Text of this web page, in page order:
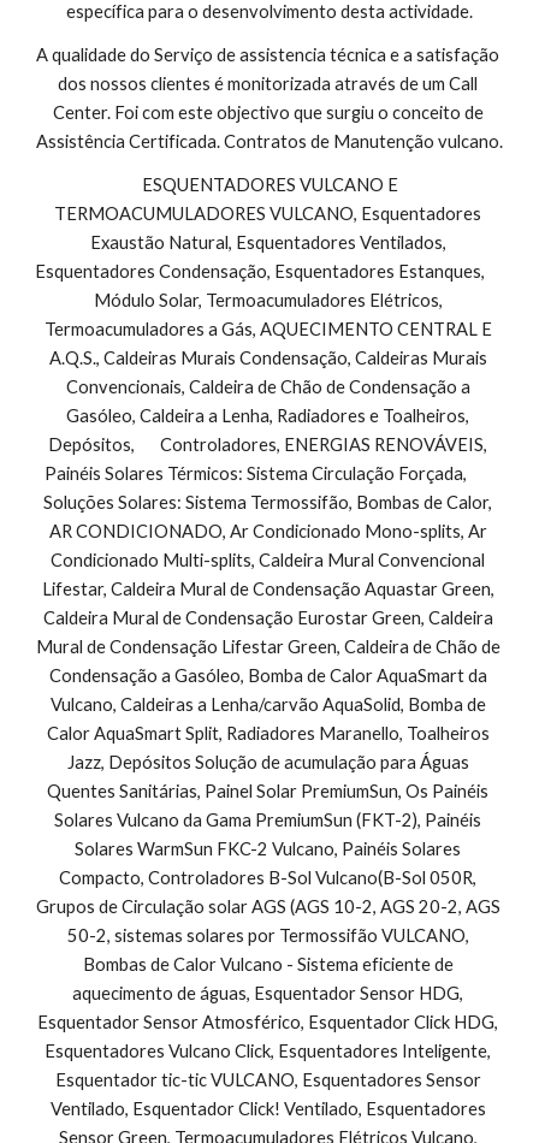
específica para o desenvolvimento desta actividade.
A qualidade do Serviço de assistencia técnica e a satisfação
dos nossos clientes é monitorizada através de um Call
Center. Foi com este objectivo que surgiu o conceito de
Assistência Certificada. Contratos de Manutenção vulcano.
TERMOACUMULADORES VULCANO, Esquentadores
Exaustão Natural, Esquentadores Ventilados,
Esquentadores Condensação, Esquentadores Estanques,
Módulo Solar, Termoacumuladores Elétricos,
Termoacumuladores a Gás, AQUECIMENTO CENTRAL E
A.Q.S., Caldeiras Murais Condensação, Caldeiras Murais
Convencionais, Caldeira de Chão de Condensação a
Gasóleo, Caldeira a Lenha, Radiadores e Toalheiros,
Depósitos,       Controladores, ENERGIAS RENOVÁVEIS,
Painéis Solares Térmicos: Sistema Circulação Forçada,
Soluções Solares: Sistema Termossifão, Bombas de Calor,
AR CONDICIONADO, Ar Condicionado Mono-splits, Ar
Condicionado Multi-splits, Caldeira Mural Convencional
Lifestar, Caldeira Mural de Condensação Aquastar Green,
Caldeira Mural de Condensação Eurostar Green, Caldeira
Mural de Condensação Lifestar Green, Caldeira de Chão de
Condensação a Gasóleo, Bomba de Calor AquaSmart da
Vulcano, Caldeiras a Lenha/carvão AquaSolid, Bomba de
Calor AquaSmart Split, Radiadores Maranello, Toalheiros
Jazz, Depósitos Solução de acumulação para Águas
Quentes Sanitárias, Painel Solar PremiumSun, Os Painéis
Solares Vulcano da Gama PremiumSun (FKT-2), Painéis
Solares WarmSun FKC-2 Vulcano, Painéis Solares
Compacto, Controladores B-Sol Vulcano(B-Sol 050R,
Grupos de Circulação solar AGS (AGS 10-2, AGS 20-2, AGS
50-2, sistemas solares por Termossifão VULCANO,
Bombas de Calor Vulcano - Sistema eficiente de
aquecimento de águas, Esquentador Sensor HDG,
Esquentador Sensor Atmosférico, Esquentador Click HDG,
Esquentadores Vulcano Click, Esquentadores Inteligente,
Esquentador tic-tic VULCANO, Esquentadores Sensor
Ventilado, Esquentador Click! Ventilado, Esquentadores
Sensor Green, Termoacumuladores Elétricos Vulcano,